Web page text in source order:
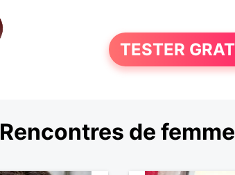
TESTER
Rencontres de